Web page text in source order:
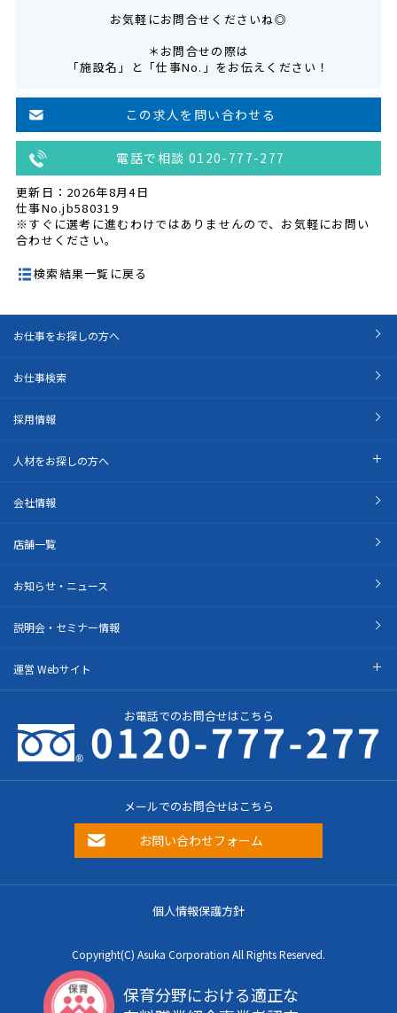
お気軽にお問合せくださいね◎
＊お問合せの際は
「施設名」と「仕事No.」をお伝えください！
この求人を問い合わせる
電話で相談 0120-777-277
更新日：2026年8月4日
仕事No.jb580319
※すぐに選考に進むわけではありませんので、お気軽にお問い
合わせください。
検索結果一覧に戻る
お仕事をお探しの方へ
お仕事検索
採用情報
人材をお探しの方へ
会社情報
店舗一覧
お知らせ・ニュース
説明会・セミナー情報
運営 Webサイト
お電話でのお問合せはこちら
メールでのお問合せはこちら
お問い合わせフォーム
個人情報保護方針
Copyright(C) Asuka Corporation All Rights Reserved.
保育分野における適正な